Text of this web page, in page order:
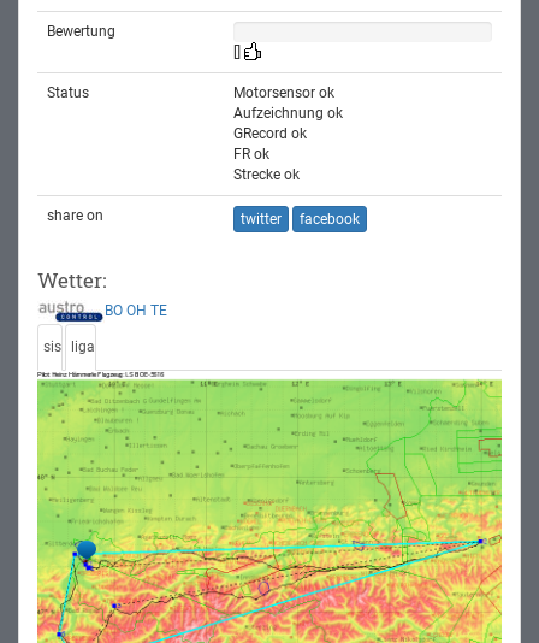
Bewertung
Status
Motorsensor ok
Aufzeichnung ok
GRecord ok
FR ok
Strecke ok
share on twitter facebook
Wetter:
BO OH TE
sis liga